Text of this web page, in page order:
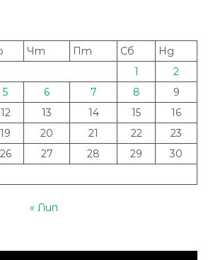
Чт Пт Сб
Нд
1
2
5 6 7 8
9
12 13 14 15
16
19 20 21 22
23
26 27 28 29
30
« Лип